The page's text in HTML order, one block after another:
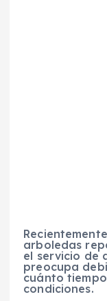
arboledas
el servicio de
preocupa
cuánto
condiciones.